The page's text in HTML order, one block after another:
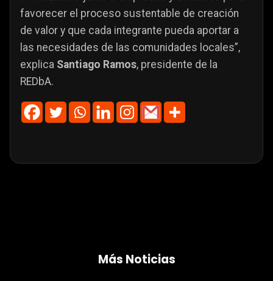
favorecer el proceso sustentable de creación
de valor y que cada integrante pueda aportar a
las necesidades de las comunidades locales”,
explica Santiago Ramos, presidente de la
REDbA.
Más Noticias